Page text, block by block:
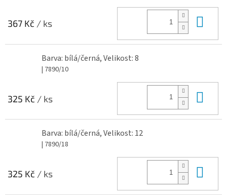
367 Kč / ks
Barva: bílá/černá, Velikost: 8
| 7890/10
325 Kč / ks
Barva: bílá/černá, Velikost: 12
| 7890/18
325 Kč / ks